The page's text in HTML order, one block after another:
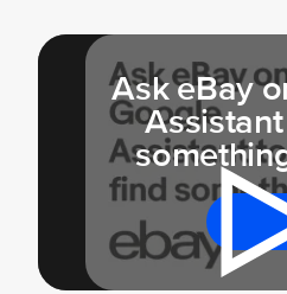
Mit der Wiedergabe
Daten an
Hinweise dazu
Ask eBay